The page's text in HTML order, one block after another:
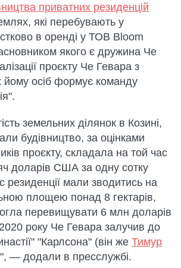
приватних резиденцій
які перебувають у
в оренді у ТОВ Bloom
якого є дружина Че
проєкту Че Гевара з
йому осіб формує команду
земельних ділянок в Козині,
будівництво, за оцінками
проєкту, складала на той час
доларів США за одну сотку
резиденції мали зводитись на
площею понад 8 гектарів,
перевищувати 6 млн доларів
року Че Гевара залучив до
"Карлсона" (він же Тимур
— додали в пресслужбі.